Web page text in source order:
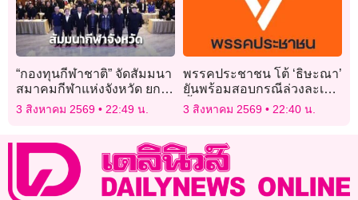
“กองทุนกีฬาชาติ” จัดสัมมนา
สมาคมกีฬาแห่งจังหวัด ยก
ระดับการจัดสรรงบปี 2570
3 สิงหาคม 2569 22:49 น.
พรรคประชาชน โต้ ‘ธิษะณา’
ยันพร้อมสอบกรณีล่วงละเมิด
ชี้ผู้ร้องเคยขอไม่ให้ดำเนิน
3 สิงหาคม 2569 22:40 น.